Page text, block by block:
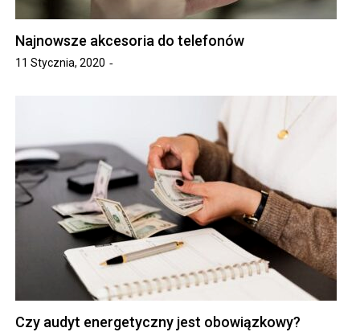
Najnowsze akcesoria do telefonów
11 Stycznia, 2020
Czy audyt energetyczny jest obowiązkowy?